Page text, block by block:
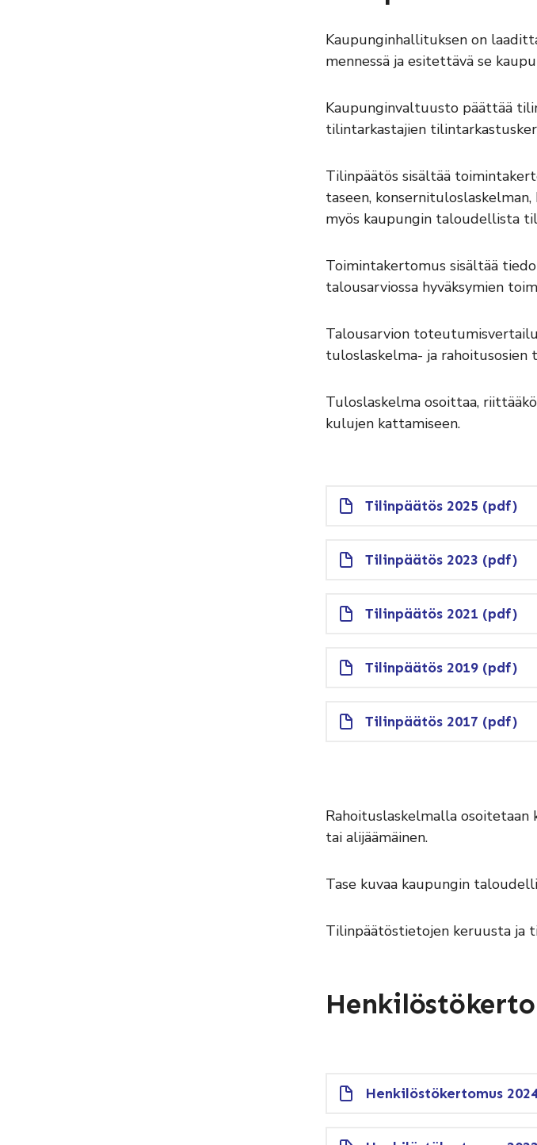
Kaupunginhallituksen on
mennessä ja esitettävä se
Kaupunginvaltuusto päättää
tilintarkastajien
Tilinpäätös sisältää
taseen,
myös kaupungin taloudellista
Toimintakertomus sisältää
talousarviossa hyväksymien
Talousarvion
tuloslaskelma- ja rahoitusosien
Tuloslaskelma osoittaa,
kulujen kattamiseen.
Tilinpäätös 2025 (pdf)
Tilinpäätös 2023 (pdf)
Tilinpäätös 2021 (pdf)
Tilinpäätös 2019 (pdf)
Tilinpäätös 2017 (pdf)
Rahoituslaskelmalla osoitetaan
tai alijäämäinen.
Tase kuvaa kaupungin
Tilinpäätöstietojen keruusta ja
Henkilöstökertomus